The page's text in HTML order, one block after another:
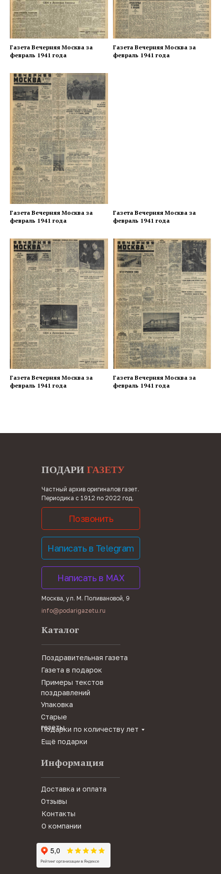
Газета Вечерняя Москва за
февраль 1941 года
Газета Вечерняя Москва за
февраль 1941 года
Газета Вечерняя Москва за
февраль 1941 года
Газета Вечерняя Москва за
февраль 1941 года
Газета Вечерняя Москва за
февраль 1941 года
Газета Вечерняя Москва за
февраль 1941 года
Частный архив оригиналов газет.
Периодика с 1912 по 2022 год.
Москва, ул. М. Поливановой, 9
info@podarigazetu.ru
Каталог
ПОДАРИГАЗЕТУ
Информация
Поздравительная газета
Газета в подарок
Упаковка
Примеры текстов
поздравлений
Доставка и оплата
Отзывы
Контакты
О компании
Старые
газеты
Ещё подарки
Подарки по количеству лет
Позвонить
Написать в Telegram
Написать в MAX